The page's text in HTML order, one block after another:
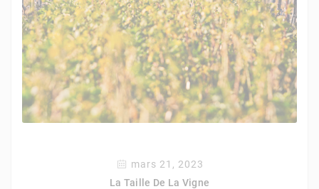
mars 21, 2023
La Taille De La Vigne